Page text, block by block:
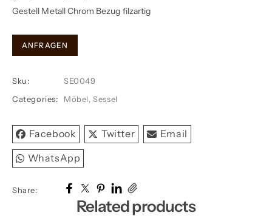
Gestell Metall Chrom Bezug filzartig
Artifort
Orange
gold
gelb
erdton
quantity
ANFRAGEN
Sku:
SE0049
Categories:
Möbel,Sessel
Facebook Twitter
Email
WhatsApp
Share:
Related products